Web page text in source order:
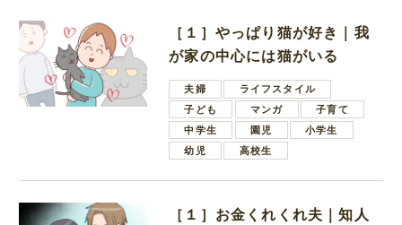
［１］やっぱり猫が好き｜我
が家の中心には猫がいる
夫婦
ライフスタイル
子ども
マンガ
子育て
中学生
園児
小学生
幼児
高校生
［１］お金くれくれ夫｜知人